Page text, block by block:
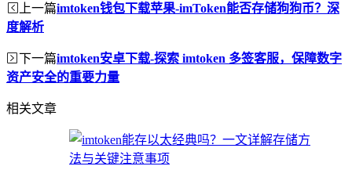
上一篇imtoken钱包下载苹果-imToken能否存储狗狗币？深
度解析
下一篇imtoken安卓下载-探索 imtoken 多签客服，保障数字
资产安全的重要力量
相关文章